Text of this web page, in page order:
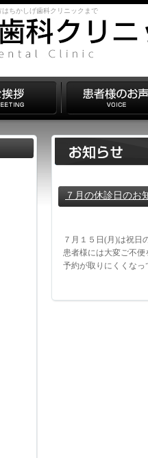
ちかしげ歯科クリニックまで
７月の休診日のお
７月１５日(月)は祝日
患者様には大変ご不
予約が取りにくくな